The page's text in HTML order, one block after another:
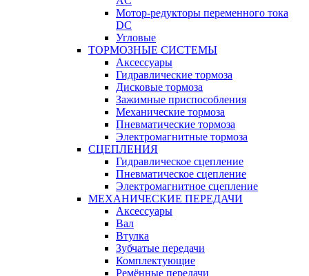
Мотор-редукторы переменного тока
DC
Угловые
ТОРМОЗНЫЕ СИСТЕМЫ
Аксессуары
Гидравлические тормоза
Дисковые тормоза
Зажимные приспособления
Механические тормоза
Пневматические тормоза
Электромагнитные тормоза
СЦЕПЛЕНИЯ
Гидравлическое сцепление
Пневматическое сцепление
Электромагнитное сцепление
МЕХАНИЧЕСКИЕ ПЕРЕДАЧИ
Аксессуары
Вал
Втулка
Зубчатые передачи
Комплектующие
Ремённые передачи